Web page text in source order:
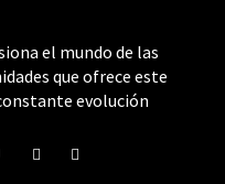
el mundo de las
que ofrece este
evolución